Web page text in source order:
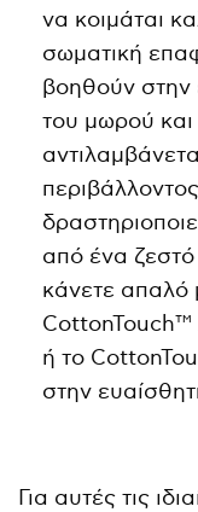
να κοιμάται
σωματική
βοηθούν στην
του μωρού και
από ένα ζεστό
κάνετε
ή το
στην
Για αυτές τις